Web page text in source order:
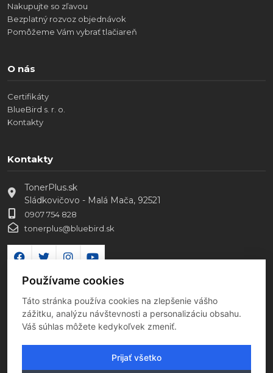
Nakupujte so zľavou
Bezplatný rozvoz objednávok
Pomôžeme Vám vybrať tlačiareň
O nás
Certifikáty
BlueBird s. r. o.
Kontakty
Kontakty
TonerPlus.sk
Sládkovičovo - Malá Mača, 92521
0907 754 828
tonerplus@bluebird.sk
Používame cookies
Táto stránka používa cookies na zlepšenie vášho
zážitku, analýzu návštevnosti a personalizáciu obsahu.
Váš súhlas môžete kedykoľvek zmeniť.
Prijať všetko